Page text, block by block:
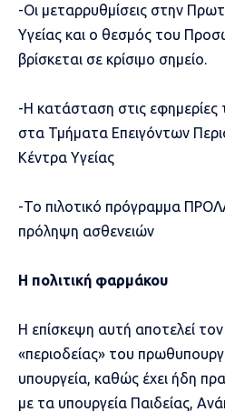
-Οι μεταρρυθμίσεις στην
Υγείας και ο θεσμός του
βρίσκεται σε κρίσιμο σημείο.
-Η κατάσταση στις εφημερίες
στα Τμήματα Επειγόντων
Κέντρα Υγείας
-Το πιλοτικό πρόγραμμα
πρόληψη ασθενειών
Η πολιτική φαρμάκου
Η επίσκεψη αυτή αποτελεί τον
«περιοδείας» του
υπουργεία, καθώς έχει ήδη
με τα υπουργεία Παιδείας,